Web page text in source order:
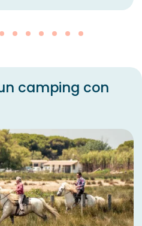
camping con